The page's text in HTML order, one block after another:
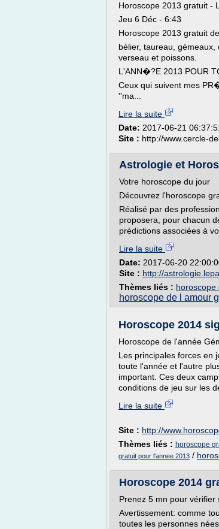
Horoscope 2013 gratuit -
Jeu 6 Déc - 6:43
Horoscope 2013 gratuit
bélier, taureau, gémeaux,
verseau et poissons.
L'ANN�?E 2013 POUR
Ceux qui suivent mes
''ma...
Lire la suite
Date: 2017-06-21
Site : http://www.cercle-
Astrologie et
Votre horoscope du jour
Découvrez l'horoscope
Réalisé par des
proposera, pour chacun
prédictions associées à
Lire la suite
Date: 2017-06-20
Site : http://
Thèmes liés : horoscope
horoscope de l amour
Horoscope 2014
Horoscope de l'année
Les principales forces en
toute l'année et l'autre
important. Ces deux
conditions de jeu sur les
Lire la suite
Site : http://
Thèmes liés : horoscope
gratuit pour l'annee 2013 /
Horoscope 2014
Prenez 5 mn pour
Avertissement: comme
toutes les personnes